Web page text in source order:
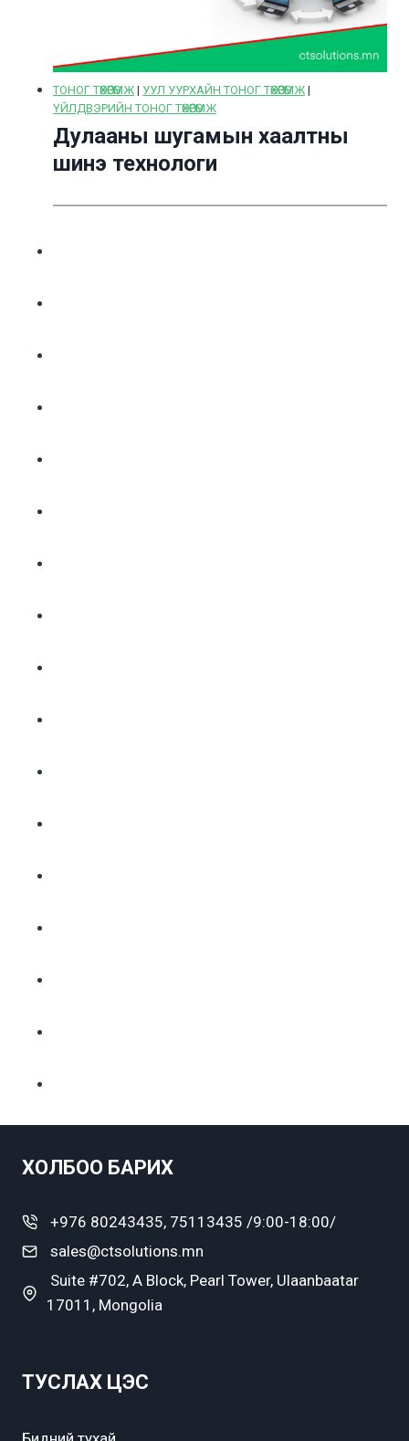
ТОНОГ ТӨХӨӨРӨМЖ | УУЛ УУРХАЙН ТОНОГ ТӨХӨӨРӨМЖ |
ҮЙЛДВЭРИЙН ТОНОГ ТӨХӨӨРӨМЖ
Дулааны шугамын хаалтны
шинэ технологи
ХОЛБОО БАРИХ
+976 80243435, 75113435 /9:00-18:00/
sales@ctsolutions.mn
Suite #702, A Block, Pearl Tower, Ulaanbaatar
17011, Mongolia
ТУСЛАХ ЦЭС